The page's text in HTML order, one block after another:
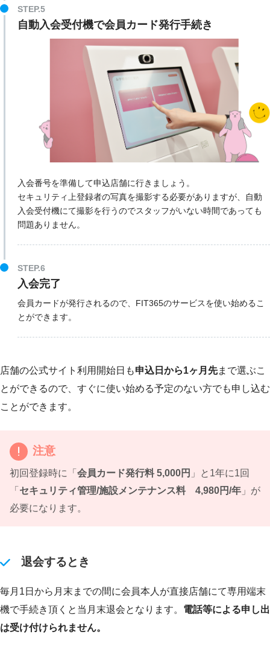
STEP.5
自動入会受付機で会員カード発行手続き
入会番号を準備して申込店舗に行きましょう。
セキュリティ上登録者の写真を撮影する必要がありますが、自動
入会受付機にて撮影を行うのでスタッフがいない時間であっても
問題ありません。
STEP.6
入会完了
会員カードが発行されるので、FIT365のサービスを使い始めるこ
とができます。
店舗の公式サイト利用開始日も申込日から1ヶ月先まで選ぶこ
とができるので、すぐに使い始める予定のない方でも申し込む
ことができます。
注意
初回登録時に「 会員カード発行料 5,000円 」と1年に1回
「 セキュリティ管理/施設メンテナンス料 4,980円/年 」が
必要になります。
退会するとき
毎月1日から月末までの間に会員本人が直接店舗にて専用端末
機で手続き頂くと当月末退会となります。 電話等による申し出
は受け付けられません。